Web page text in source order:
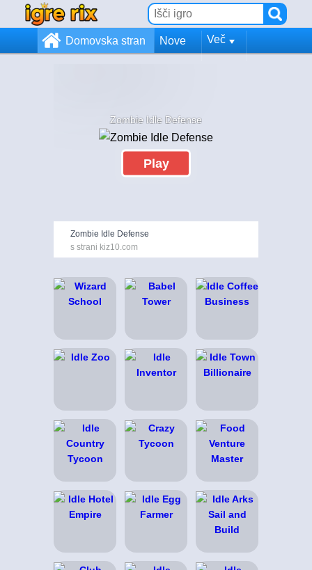
Domovska stran Nove Več
Zombie Idle Defense
Play
Zombie Idle Defense
s strani kiz10.com